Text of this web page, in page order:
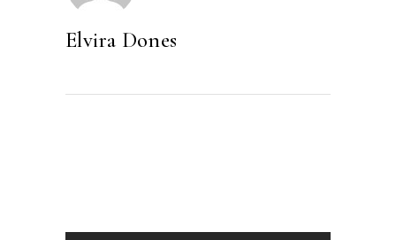
Elvira Dones